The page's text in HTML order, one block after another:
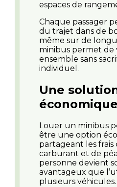
espaces de
Chaque passager
du trajet dans de
même sur de
minibus permet de
ensemble sans
individuel.
Une
économique
Louer un minibus
être une option
partageant les frais
carburant et de
personne devient
avantageux que
plusieurs véhicules.